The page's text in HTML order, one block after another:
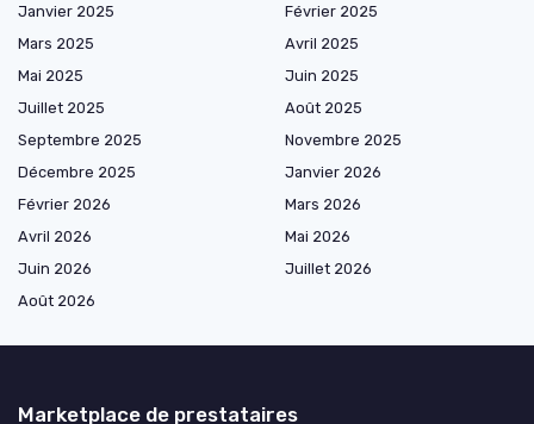
Janvier 2025
Février 2025
Mars 2025
Avril 2025
Mai 2025
Juin 2025
Juillet 2025
Août 2025
Septembre 2025
Novembre 2025
Décembre 2025
Janvier 2026
Février 2026
Mars 2026
Avril 2026
Mai 2026
Juin 2026
Juillet 2026
Août 2026
Marketplace de prestataires